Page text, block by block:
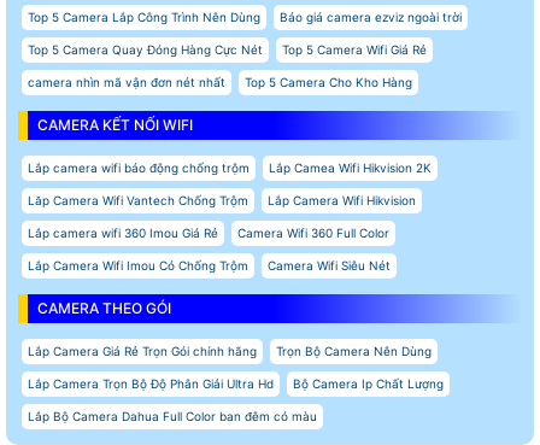
Top 5 Camera Lắp Công Trình Nên Dùng Báo giá camera ezviz ngoài trời
Top 5 Camera Quay Đóng Hàng Cực Nét Top 5 Camera Wifi Giá Rẻ
camera nhìn mã vận đơn nét nhất Top 5 Camera Cho Kho Hàng
CAMERA KẾT NỐI WIFI
Lắp camera wifi báo động chống trộm Lắp Camea Wifi Hikvision 2K
Lăp Camera Wifi Vantech Chống Trộm Lắp Camera Wifi Hikvision
Lắp camera wifi 360 Imou Giá Rẻ Camera Wifi 360 Full Color
Lắp Camera Wifi Imou Có Chống Trộm Camera Wifi Siêu Nét
CAMERA THEO GÓI
Lắp Camera Giá Rẻ Trọn Gói chính hãng Trọn Bộ Camera Nên Dùng
Lắp Camera Trọn Bộ Độ Phân Giải Ultra Hd Bộ Camera Ip Chất Lượng
Lắp Bộ Camera Dahua Full Color ban đêm có màu